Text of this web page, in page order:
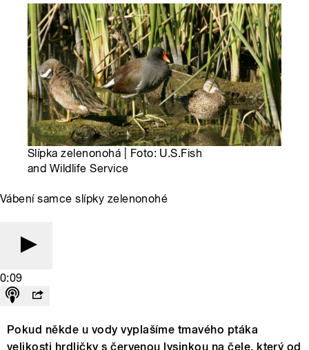
Slípka zelenonohá | Foto: U.S.Fish
and Wildlife Service
Vábení samce slípky zelenonohé
0:09
Pokud někde u vody vyplašíme tmavého ptáka
velikosti hrdličky s červenou lysinkou na čele, který od